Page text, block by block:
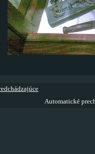
Automatické